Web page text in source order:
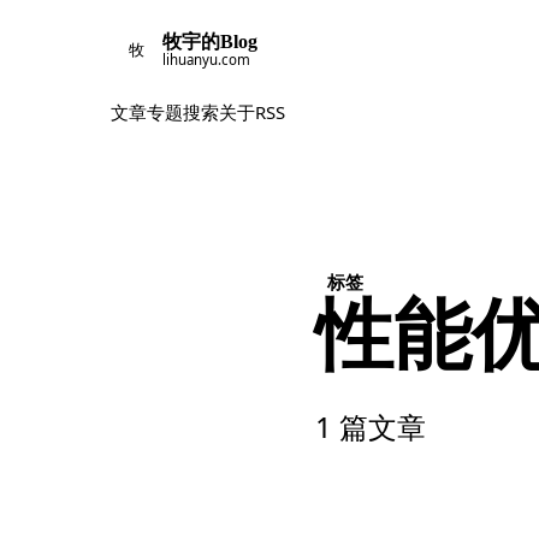
牧 牧宇的Blog
lihuanyu.com
文章专题搜索关于RSS
标签
性能
1 篇文章